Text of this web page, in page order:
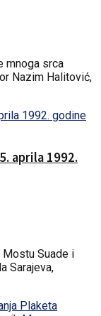
mnoga srca
Nazim Halitović,
aprila 1992.
Mostu Suade i
Sarajeva,